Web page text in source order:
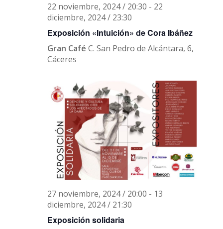
22 noviembre, 2024 / 20:30 - 22
diciembre, 2024 / 23:30
Exposición «Intuición» de Cora Ibáñez
Gran CaféC. San Pedro de Alcántara, 6,
Cáceres
27 noviembre, 2024 / 20:00 - 13
diciembre, 2024 / 21:30
Exposición solidaria